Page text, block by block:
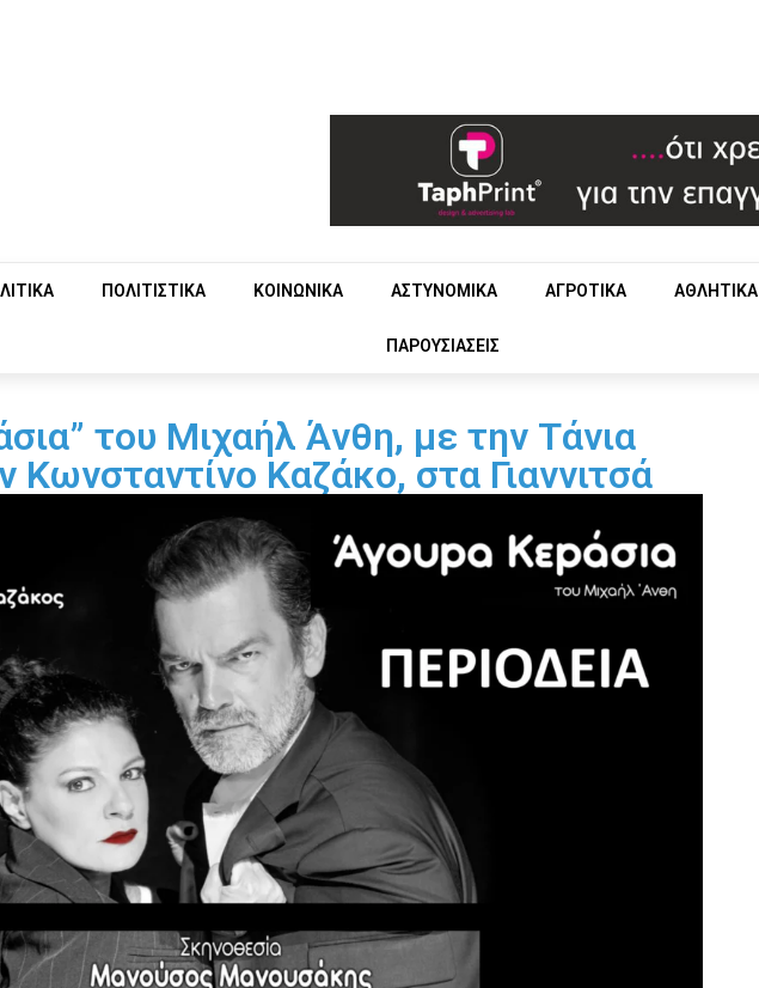
ΠΟΛΙΤΙΣΤΙΚΑ ΚΟΙΝΩΝΙΚΑ ΑΣΤΥΝΟΜΙΚΑ ΑΓΡΟΤΙΚΑ ΑΘΛΗΤΙΚΑ
ΠΑΡΟΥΣΙΑΣΕΙΣ
του Μιχαήλ Άνθη, με την Τάνια
Κωνσταντίνο Καζάκο, στα Γιαννιτσά